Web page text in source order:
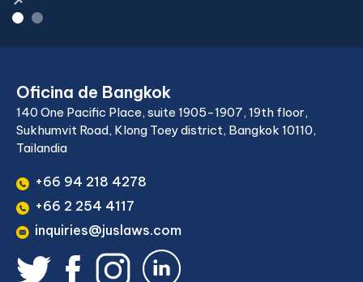
Oficina de Bangkok
140 One Pacific Place, suite 1905-1907, 19th floor,
Sukhumvit Road, Klong Toey district, Bangkok 10110,
Tailandia
+66 94 218 4278
+66 2 254 4117
inquiries@juslaws.com